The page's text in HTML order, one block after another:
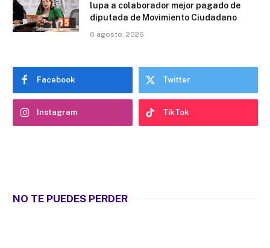
lupa a colaborador mejor pagado de
diputada de Movimiento Ciudadano
6 agosto, 2026
Facebook Twitter
Instagram TikTok
NO TE PUEDES PERDER